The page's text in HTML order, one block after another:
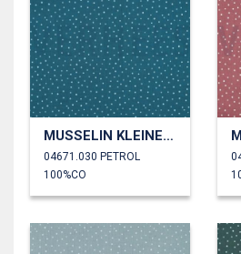
MUSSELIN KLEINE PUNKTE
04671.030 PETROL
100%CO